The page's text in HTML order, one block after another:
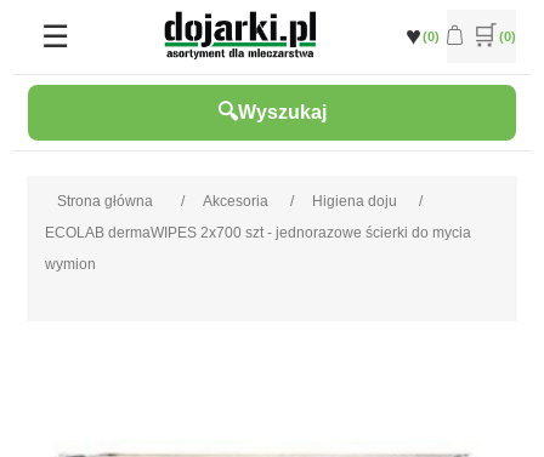
(0) (0)
Wyszukaj
Strona główna / Akcesoria / Higiena doju
/
ECOLAB dermaWIPES 2x700 szt - jednorazowe ścierki do mycia
wymion